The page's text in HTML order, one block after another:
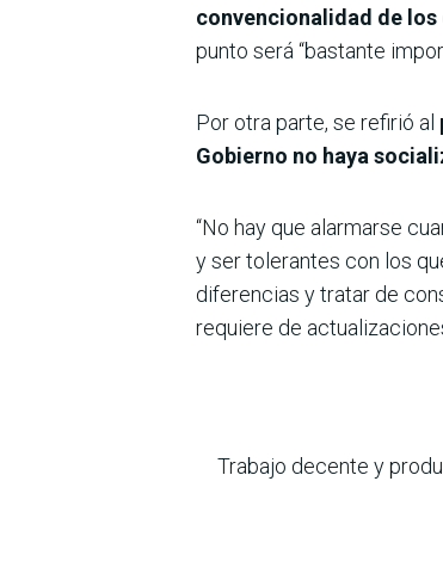
convencionalidad de
punto será “bastante
Por otra parte, se refirió al
Gobierno no haya
“No hay que alarmarse
y ser tolerantes con los
diferencias y tratar de
requiere de
Trabajo decente y